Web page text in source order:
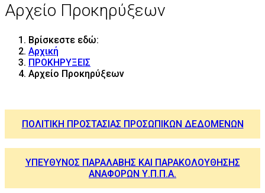
Αρχείο Προκηρύξεων
Βρίσκεστε εδώ:
Αρχική
ΠΡΟΚΗΡΥΞΕΙΣ
Αρχείο Προκηρύξεων
ΠΟΛΙΤΙΚΗ ΠΡΟΣΤΑΣΙΑΣ ΠΡΟΣΩΠΙΚΩΝ ΔΕΔΟΜΕΝΩΝ
ΥΠΕΥΘΥΝΟΣ ΠΑΡΑΛΑΒΗΣ ΚΑΙ ΠΑΡΑΚΟΛΟΥΘΗΣΗΣ
ΑΝΑΦΟΡΩΝ Υ.Π.Π.Α.